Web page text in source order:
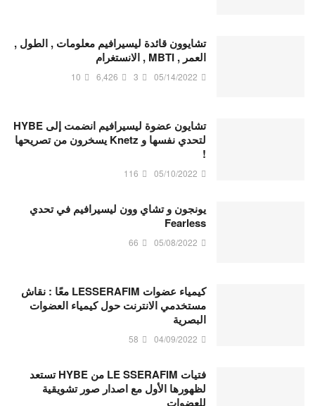
تشايوون قائدة ليسيرافيم معلومات , الطول ,
العمر , MBTI , الانستغرام
05/14/2022
3
6,426
10
تشايون عضوة ليسيرافيم انضمت إلى HYBE
لتحدي نفسها و Knetz يسخرون من تصريحها
!
05/10/2022
116
يونجون و تشاي وون ليسيرافيم في تحدي
Fearless
05/08/2022
66
كيمياء عضوات LESSERAFIM معًا : نقاش
مستخدمي الانترنت حول كيمياء العضوات
البصرية
04/09/2022
58
فتيات LE SSERAFIM من HYBE تستعد
لظهورها الأول مع اصدار صور تشويقية
للعضوات